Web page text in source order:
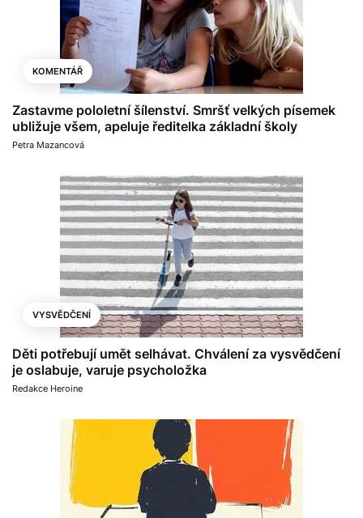
KOMENTÁŘ
Zastavme pololetní šílenství. Smršť velkých písemek
ubližuje všem, apeluje ředitelka základní školy
Petra Mazancová
VYSVĚDČENÍ
Děti potřebují umět selhávat. Chválení za vysvědčení
je oslabuje, varuje psycholožka
Redakce Heroine